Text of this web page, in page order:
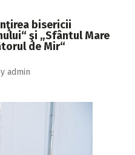
bisericii
şi „Sfântul Mare
de Mir“
admin